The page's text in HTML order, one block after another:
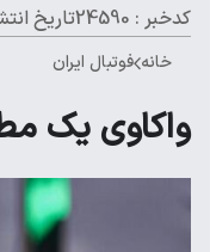
کدخبر : 24590 تاریخ
خانه فوتبال ایران
واکاوی یک